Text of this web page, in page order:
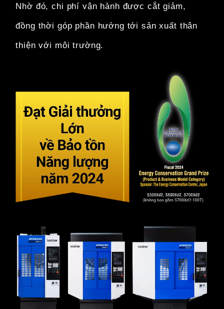
Nhờ đó, chi phí vận hành được cắt giảm,
đồng thời góp phần hướng tới sản xuất thân
thiện với môi trường.